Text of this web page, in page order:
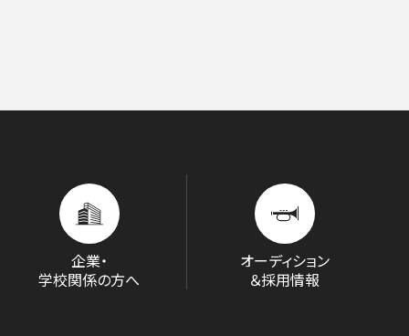
企業・
学校関係の方へ
オーディション
＆採用情報